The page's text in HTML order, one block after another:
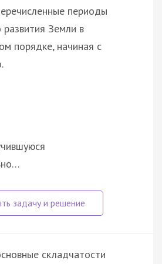
периоды
развития Земли в
порядке, начиная с
складчатости